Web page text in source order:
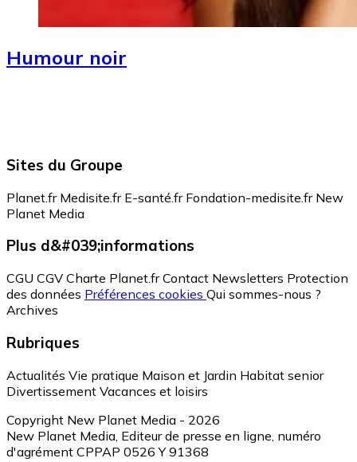
Humour noir
Sites du Groupe
Planet.fr Medisite.fr E-santé.fr Fondation-medisite.fr New
Planet Media
Plus d&#039;informations
CGU CGV Charte Planet.fr Contact Newsletters Protection
des données Préférences cookies Qui sommes-nous ?
Archives
Rubriques
Actualités Vie pratique Maison et Jardin Habitat senior
Divertissement Vacances et loisirs
Copyright New Planet Media - 2026
New Planet Media, Editeur de presse en ligne, numéro
d'agrément CPPAP 0526 Y 91368